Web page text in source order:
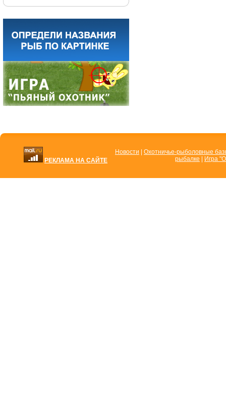
РЕКЛАМА НА САЙТЕ
Новости
Охотничье-рыболовные
рыбалке
Игра